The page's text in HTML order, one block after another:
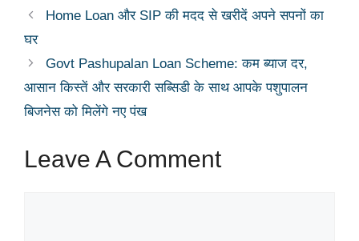
Home Loan और SIP की मदद से खरीदें अपने सपनों का
घर
Govt Pashupalan Loan Scheme: कम ब्याज दर,
आसान किस्तें और सरकारी सब्सिडी के साथ आपके पशुपालन
बिजनेस को मिलेंगे नए पंख
Leave A Comment